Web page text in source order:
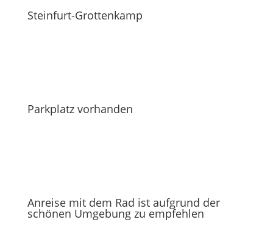
Steinfurt-Grottenkamp
Parkplatz vorhanden
Anreise mit dem Rad ist aufgrund der
schönen Umgebung zu empfehlen